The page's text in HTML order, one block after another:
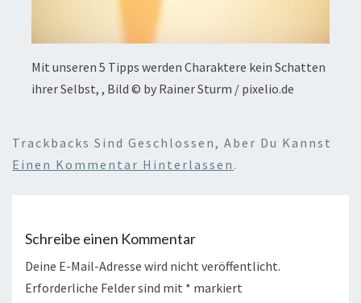
Mit unseren 5 Tipps werden Charaktere kein Schatten
ihrer Selbst, , Bild © by Rainer Sturm / pixelio.de
Trackbacks Sind Geschlossen, Aber Du Kannst
Einen Kommentar Hinterlassen .
Schreibe einen Kommentar
Deine E-Mail-Adresse wird nicht veröffentlicht.
Erforderliche Felder sind mit * markiert